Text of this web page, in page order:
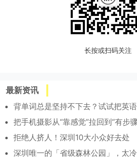
长按或扫码关注
最新资讯
背单词总是坚持不下去？试试把英
把手机摄影从“靠感觉”拉回到“有步
拒绝人挤人！深圳10大小众好去处
深圳唯一的「省级森林公园」，太